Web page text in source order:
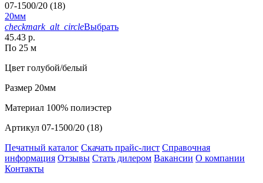
07-1500/20 (18)
20мм
checkmark_alt_circleВыбрать
45.43 р.
По 25 м
Цвет голубой/белый
Размер 20мм
Материал 100% полиэстер
Артикул 07-1500/20 (18)
Печатный каталог Скачать прайс-лист Справочная
информация Отзывы Стать дилером Вакансии О компании
Контакты